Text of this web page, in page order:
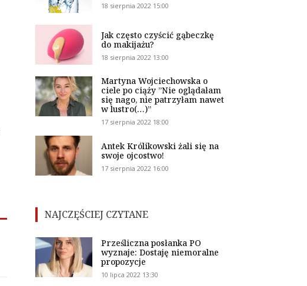
18 sierpnia 2022 15:00
Jak często czyścić gąbeczkę
do makijażu?
18 sierpnia 2022 13:00
Martyna Wojciechowska o
ciele po ciąży ”Nie oglądałam
się nago, nie patrzyłam nawet
w lustro(…)”
17 sierpnia 2022 18:00
Antek Królikowski żali się na
swoje ojcostwo!
17 sierpnia 2022 16:00
NAJCZĘŚCIEJ CZYTANE
Prześliczna posłanka PO
wyznaje: Dostaję niemoralne
propozycje
10 lipca 2022 13:30